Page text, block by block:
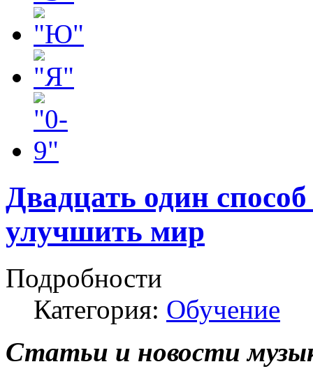
Двадцать один
улучшить мир
Подробности
Категория: Обучение
Статьи и новости